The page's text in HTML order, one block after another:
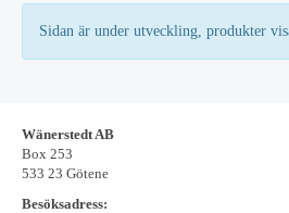
Sidan är under utveckling, produkter
Wänerstedt AB
Box 253
533 23 Götene
Besöksadress: